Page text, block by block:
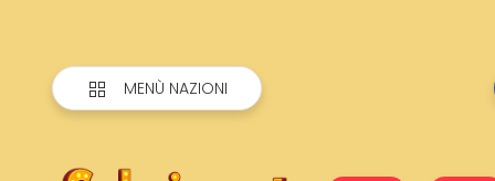
MENÙ NAZIONI